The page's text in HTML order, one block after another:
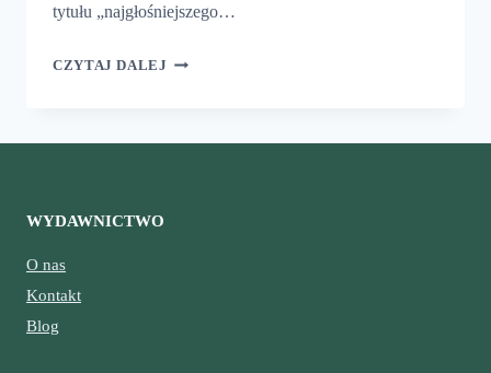
tytułu „najgłośniejszego…
CZYTAJ DALEJ NAJGŁOŚNIEJSZY
WYDAWNICTWO
O nas
Kontakt
Blog